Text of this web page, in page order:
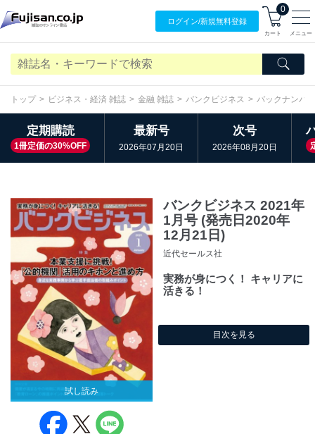
ログイン/新規無料登録
0
カート メニュー
トップ ビジネス・経済 雑誌 金融 雑誌 バンクビジネス バックナンバー
定期購読
1冊定価の30%OFF
最新号
2026年07月20日
次号
2026年08月20日
試し読み
バンクビジネス 2021年
1月号 (発売日2020年
12月21日)
近代セールス社
実務が身につく！ キャリアに
活きる！
目次を見る